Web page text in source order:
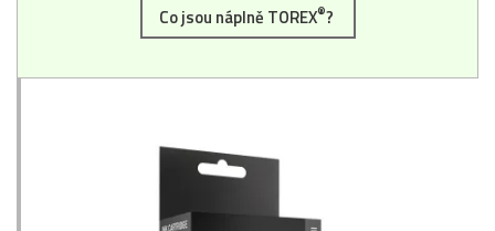
Co jsou náplně TOREX®?